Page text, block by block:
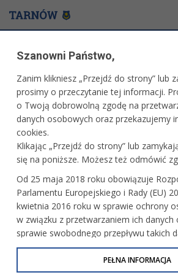
GALERIA - MIASTO 2015
"Zdearzenia" -
na trawie... z
"Zdearzenia" - Jarmark
drugi
Akcja krwiodawcza
Szanowni Państwo,
Zanim klikniesz „Przejdź do strony” lub
prosimy o przeczytanie tej informacji.
o Twoją dobrowolną zgodę na
danych osobowych oraz przekazujemy
cookies.
Klikając „Przejdź do strony” lub
się na poniższe. Możesz też odmówić
Od 25 maja 2018 roku obowiązuje
Parlamentu Europejskiego i Rady (EU)
kwietnia 2016 roku w sprawie ochrony
w związku z przetwarzaniem ich
sprawie swobodnego przepływu takich
uchylenia dyrektywy 95/46/WE
lub Ogólne Rozporządzenie o Ochronie
PEŁNA INFORMACJA